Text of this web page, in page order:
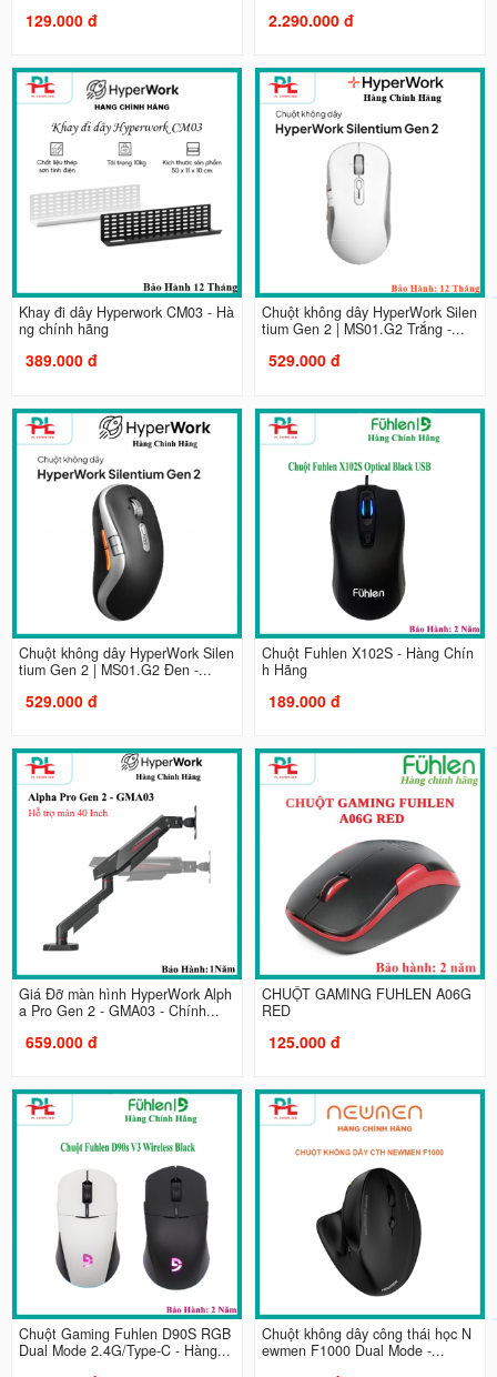
129.000 đ 2.290.000 đ
Khay đi dây Hyperwork CM03 - Hà
ng chính hãng
389.000 đ
Chuột không dây HyperWork Silen
tium Gen 2 | MS01.G2 Trắng -...
529.000 đ
Chuột không dây HyperWork Silen
tium Gen 2 | MS01.G2 Đen -...
529.000 đ
Chuột Fuhlen X102S - Hàng Chín
h Hãng
189.000 đ
Giá Đỡ màn hình HyperWork Alph
a Pro Gen 2 - GMA03 - Chính...
659.000 đ
CHUỘT GAMING FUHLEN A06G
RED
125.000 đ
Chuột Gaming Fuhlen D90S RGB
Dual Mode 2.4G/Type-C - Hàng...
Chuột không dây công thái học N
ewmen F1000 Dual Mode -...